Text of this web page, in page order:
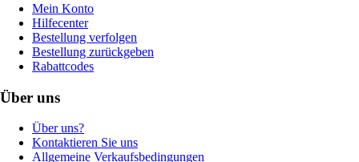
Mein Konto
Hilfecenter
Bestellung verfolgen
Bestellung zurückgeben
Rabattcodes
Über uns
Über uns?
Kontaktieren Sie uns
Allgemeine Verkaufsbedingungen